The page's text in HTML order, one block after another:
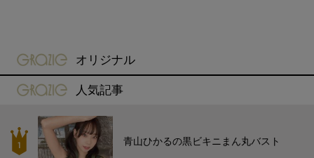
gravure-grazie
オリジナル
gravure-grazie
人気記事
青山ひかるの黒ビキニまん丸バスト